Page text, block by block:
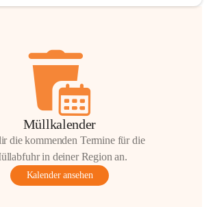
Müllkalender
die kommenden Termine für die
in deiner Region an.
Kalender ansehen